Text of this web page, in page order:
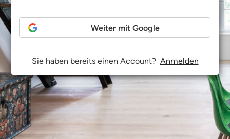
Weiter mit Google
Sie haben bereits einen Account? Anmelden